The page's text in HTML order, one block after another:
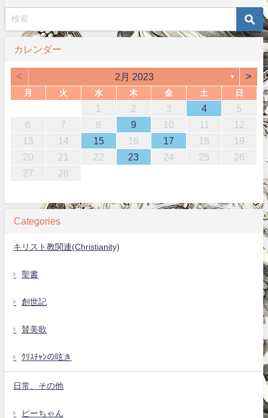
カレンダー
< 2月 2023 ▼ >
月 火 水 木 金 土 日
1 2 3 4
5
6
7 8 9 10 11
12
13
14 15 16 17 18
19
20
21 22 23 24 25
26
27
28
Categories
キリスト教関連(Christianity)
聖書
創世記
賛美歌
ｸﾘｽﾁｬﾝの呟き
日常、その他
ピーちゃん